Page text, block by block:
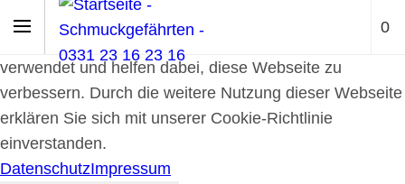
Cookie-Richtlinie
Cookies werden zur Benutzerführung und Webanalyse
verwendet und helfen dabei, diese Webseite zu
verbessern. Durch die weitere Nutzung dieser Webseite
erklären Sie sich mit unserer Cookie-Richtlinie
einverstanden.
DatenschutzImpressum
0